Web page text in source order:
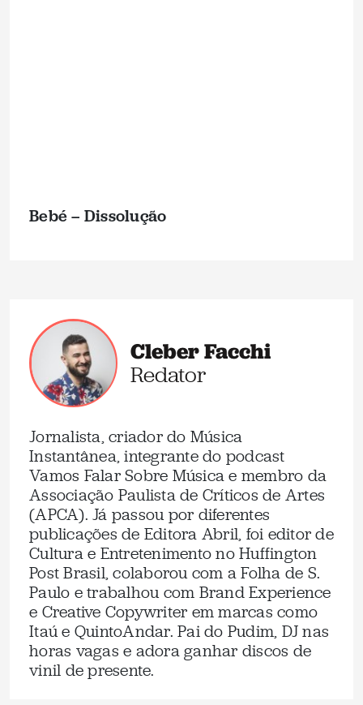
Bebé – Dissolução
Cleber Facchi
Redator
Jornalista, criador do Música
Instantânea, integrante do podcast
Vamos Falar Sobre Música e membro da
Associação Paulista de Críticos de Artes
(APCA). Já passou por diferentes
publicações de Editora Abril, foi editor de
Cultura e Entretenimento no Huffington
Post Brasil, colaborou com a Folha de S.
Paulo e trabalhou com Brand Experience
e Creative Copywriter em marcas como
Itaú e QuintoAndar. Pai do Pudim, DJ nas
horas vagas e adora ganhar discos de
vinil de presente.